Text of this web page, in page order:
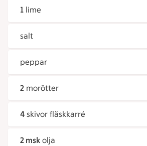
1 lime
salt
peppar
2 morötter
4 skivor fläskkarré
2 msk olja